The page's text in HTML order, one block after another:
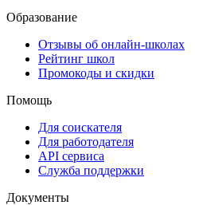
Образование
Отзывы об онлайн-школах
Рейтинг школ
Промокоды и скидки
Помощь
Для соискателя
Для работодателя
API сервиса
Служба поддержки
Документы